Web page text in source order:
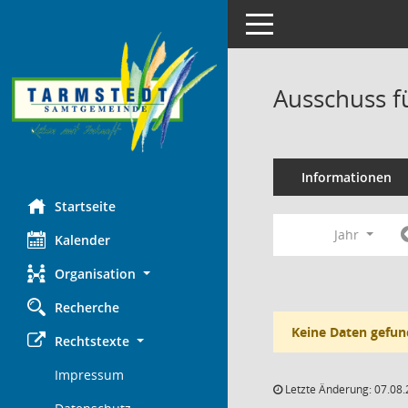
Startseite
Kalender
Organisation
Recherche
Rechtstexte
Impressum
Toggle navigation
Ausschuss
Informationen
Jahr
Keine Daten
Letzte Änderung: